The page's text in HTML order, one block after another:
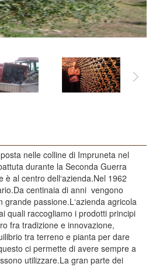
nelle colline di Impruneta nel
durante la Seconda Guerra
al centro dell‘azienda.Nel 1962
centinaia di anni vengono
passione.L‘azienda agricola
quali raccogliamo i prodotti principi
fra tradizione e innovazione,
tra terreno e pianta per dare
ci permette di avere sempre a
utilizzare.La gran parte dei